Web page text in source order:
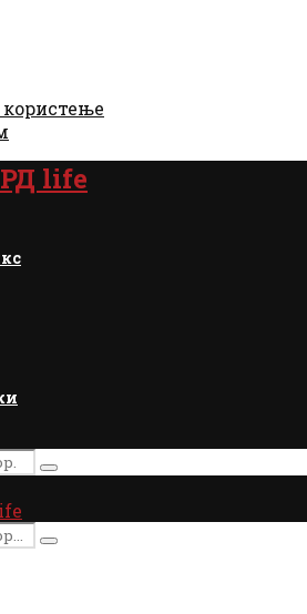
користење
Search
Search